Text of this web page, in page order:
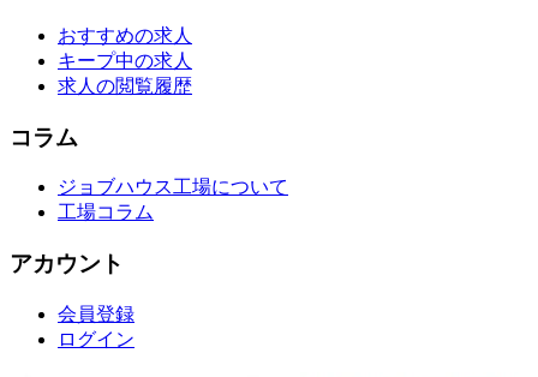
おすすめの求人
キープ中の求人
求人の閲覧履歴
コラム
ジョブハウス工場について
工場コラム
アカウント
会員登録
ログイン